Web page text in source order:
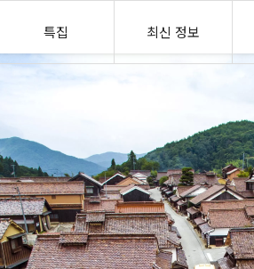
특집 최신 정보